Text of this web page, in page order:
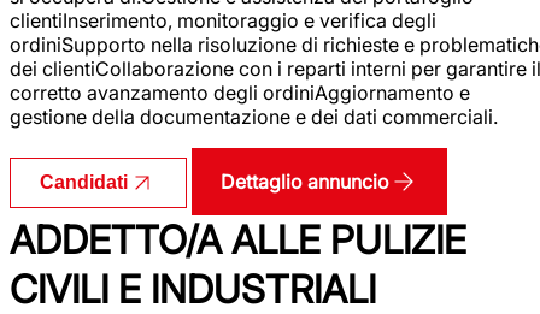
clientiInserimento, monitoraggio e verifica degli
ordiniSupporto nella risoluzione di richieste e
dei clientiCollaborazione con i reparti interni per garantire il
corretto avanzamento degli ordiniAggiornamento e
gestione della documentazione e dei dati commerciali.
Candidati Dettaglio annuncio
ADDETTO/A ALLE PULIZIE
CIVILI E INDUSTRIALI